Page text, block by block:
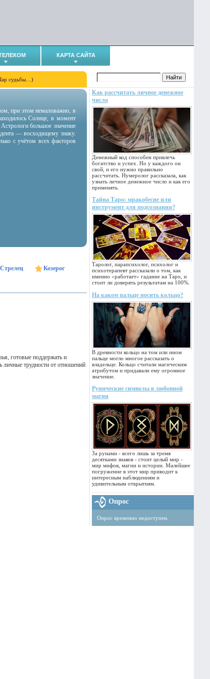
КАРТА САЙТА
судьбы…)
Как рассчитать личное денежное
число
Денежный код способен привлечь
богатство и успех. Но у каждого он
свой, и его нужно правильно
рассчитать. Нумеролог рассказала, как
узнать личное денежное число и как его
применять.
Тайна Таро: мракобесие или
инструмент для подсознания?
Таролог, парапсихолог, психолог и
психотерапевт рассказали о том, как
именно «работает» гадание на Таро, и
стоит ли доверять результатам на 100%.
На каком пальце носить кольцо?
В древности кольцо на том или ином
пальце могло многое рассказать о
владельце. Кольцо считали магическим
атрибутом и придавали ему огромное
значение.
Рунические символы в любовной
магии
За рунами - всего лишь за тремя
десятками знаков - стоит целый мир -
мир мифов, магии и истории. Малейшее
погружение в этот мир приводит к
интересным наблюдениям и
удивительным открытиям.
Опрос
Опрос временно недоступен.
при этом немаловажно, в
Солнце, в момент
большое значение
— восходящему знаку.
с учётом всех факторов
Стрелец
Козерог
готовые поддержать и
личные трудности от отношений